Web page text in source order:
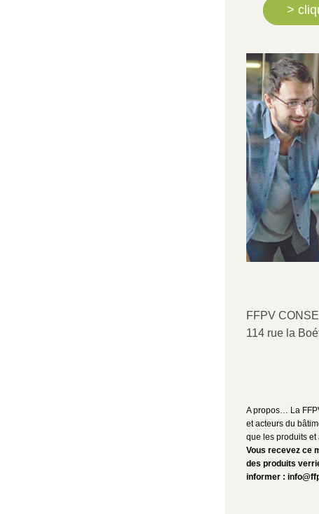
>
FFPV
114 rue la
A propos… La
et acteurs du
que les produits et
Vous recevez ce
des produits
informer :